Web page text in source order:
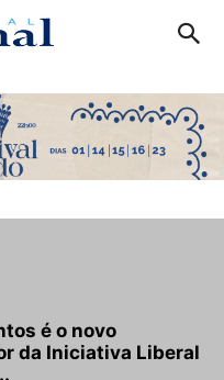
é o novo
da Iniciativa Liberal